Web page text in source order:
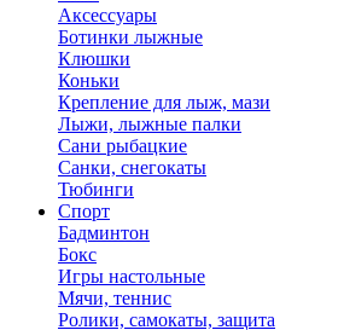
Аксессуары
Ботинки лыжные
Клюшки
Коньки
Крепление для лыж, мази
Лыжи, лыжные палки
Сани рыбацкие
Санки, снегокаты
Тюбинги
Спорт
Бадминтон
Бокс
Игры настольные
Мячи, теннис
Ролики, самокаты, защита